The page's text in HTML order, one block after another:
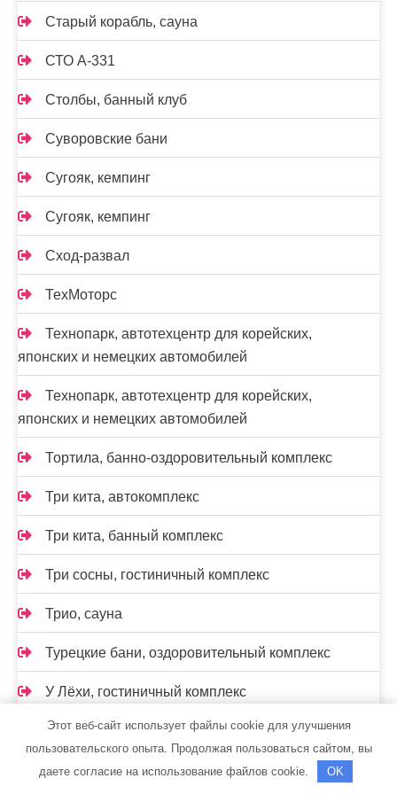
Старый корабль, сауна
СТО А-331
Столбы, банный клуб
Суворовские бани
Сугояк, кемпинг
Сугояк, кемпинг
Сход-развал
ТехМоторс
Технопарк, автотехцентр для корейских,
японских и немецких автомобилей
Технопарк, автотехцентр для корейских,
японских и немецких автомобилей
Тортила, банно-оздоровительный комплекс
Три кита, автокомплекс
Три кита, банный комплекс
Три сосны, гостиничный комплекс
Трио, сауна
Турецкие бани, оздоровительный комплекс
У Лёхи, гостиничный комплекс
Урал, яхт-клуб
Уют, кафе
Этот веб-сайт использует файлы cookie для улучшения
пользовательского опыта. Продолжая пользоваться сайтом, вы
даете согласие на использование файлов cookie.
OK